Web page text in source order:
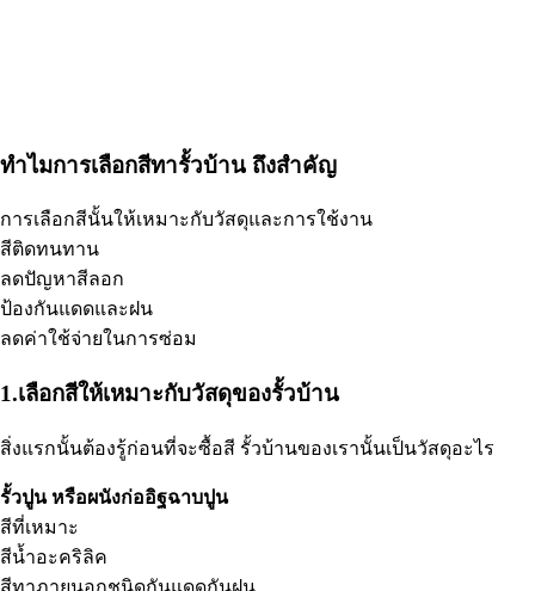
ทำไมการเลือกสีทารั้วบ้าน ถึงสำคัญ
การเลือกสีนั้นให้เหมาะกับวัสดุและการใช้งาน
สีติดทนทาน
ลดปัญหาสีลอก
ป้องกันแดดและฝน
ลดค่าใช้จ่ายในการซ่อม
1.เลือกสีให้เหมาะกับวัสดุของรั้วบ้าน
สิ่งแรกนั้นต้องรู้ก่อนที่จะซื้อสี รั้วบ้านของเรานั้นเป็นวัสดุอะไร
รั้วปูน หรือผนังก่ออิฐฉาบปูน
สีที่เหมาะ
สีน้ำอะคริลิค
สีทาภายนอกชนิดกันแดดกันฝน